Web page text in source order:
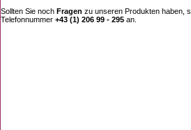
Sollten Sie noch Fragen zu unseren Produkten haben,
Telefonnummer +43 (1) 206 99 - 295 an.